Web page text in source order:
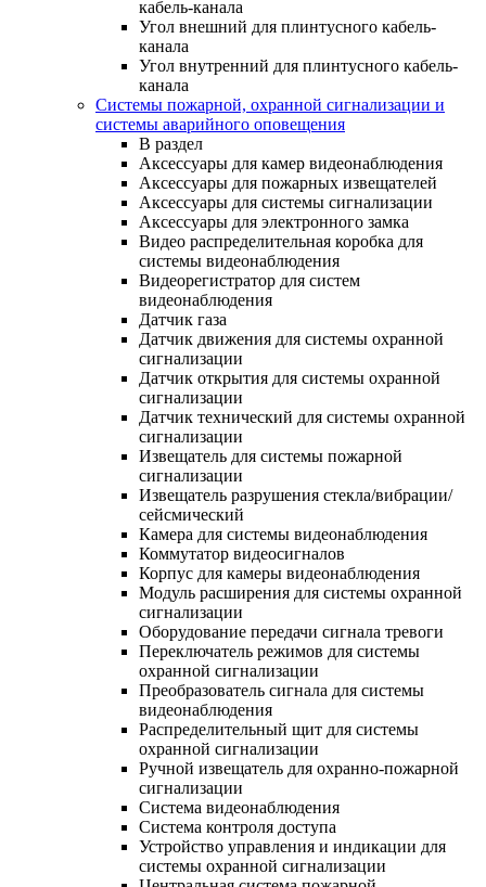
кабель-канала
Угол внешний для плинтусного кабель-
канала
Угол внутренний для плинтусного кабель-
канала
Системы пожарной, охранной сигнализации и
системы аварийного оповещения
В раздел
Аксессуары для камер видеонаблюдения
Аксессуары для пожарных извещателей
Аксессуары для системы сигнализации
Аксессуары для электронного замка
Видео распределительная коробка для
системы видеонаблюдения
Видеорегистратор для систем
видеонаблюдения
Датчик газа
Датчик движения для системы охранной
сигнализации
Датчик открытия для системы охранной
сигнализации
Датчик технический для системы охранной
сигнализации
Извещатель для системы пожарной
сигнализации
Извещатель разрушения стекла/вибрации/
сейсмический
Камера для системы видеонаблюдения
Коммутатор видеосигналов
Корпус для камеры видеонаблюдения
Модуль расширения для системы охранной
сигнализации
Оборудование передачи сигнала тревоги
Переключатель режимов для системы
охранной сигнализации
Преобразователь сигнала для системы
видеонаблюдения
Распределительный щит для системы
охранной сигнализации
Ручной извещатель для охранно-пожарной
сигнализации
Система видеонаблюдения
Система контроля доступа
Устройство управления и индикации для
системы охранной сигнализации